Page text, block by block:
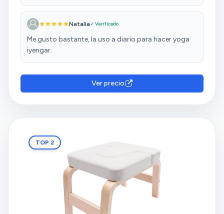
Natalia✓ Verificado
Me gusto bastante, la uso a diario para hacer yoga
iyengar.
Ver precio
TOP 2